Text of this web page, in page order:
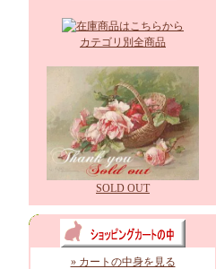
カテゴリ別全商品
SOLD OUT
» カートの中身を見る